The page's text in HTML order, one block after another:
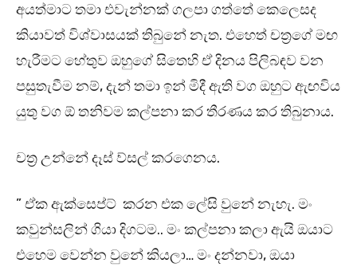
අයත්මාට තමා එවැන්නක් ගලපා ගත්තේ කෙලෙසද
කියාවත් විශ්වාසයක් තිබුනේ නැත. එහෙත් චත්‍රගේ මඟ
හැරීමට හේතුව ඔහුගේ සිතෙහි ඒ දිනය පිලිබඳව වන
පසුතැවීම නම්, දැන් තමා ඉන් මිදී ඇති වග ඔහුට ඇඟවිය
යුතු වග ඕ තනිවම කල්පනා කර තීරණය කර තිබුනාය.
චත්‍ර උන්නේ දෑස් ව්සල් කරගෙනය.
” ඒක ඇක්සෙප්ට් කරන එක ලේසි වුනේ නැහැ. මං
කවුන්සලින් ගියා දිගටම.. මං කල්පනා කලා ඇයි ඔයාට
එහෙම වෙන්න වුනේ කියලා… මං දන්නවා, ඔයා